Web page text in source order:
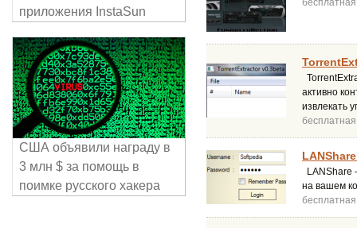
бесплатная
активно
извлекать
бесплатная
LANShare
на вашем
бесплатная
приложения InstaSun
США объявили награду в
3 млн $ за помощь в
поимке русского хакера